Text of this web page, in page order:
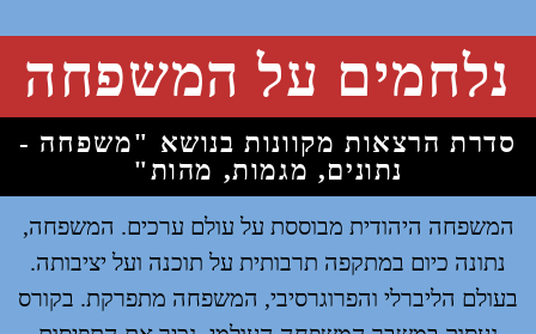
נלחמים על המשפחה
סדרת הרצאות מקוונות בנושא "משפחה -
נתונים, מגמות, מהות"
המשפחה היהודית מבוססת על עולם ערכים. המשפחה,
נתונה כיום במתקפה תרבותית על תוכנה ועל יציבותה.
בעולם הליברלי והפרוגרסיבי, המשפחה מתפרקת. בקורס